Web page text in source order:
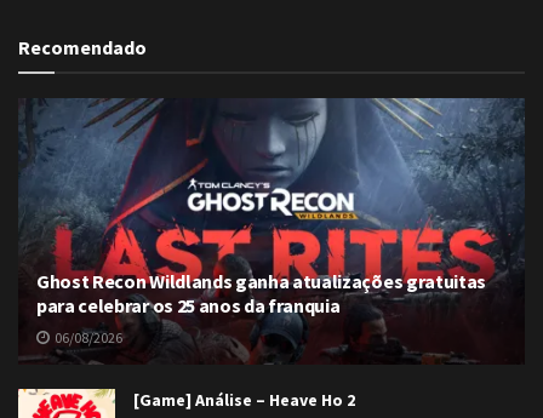
Recomendado
Ghost Recon Wildlands ganha atualizações gratuitas
para celebrar os 25 anos da franquia
06/08/2026
[Game] Análise – Heave Ho 2